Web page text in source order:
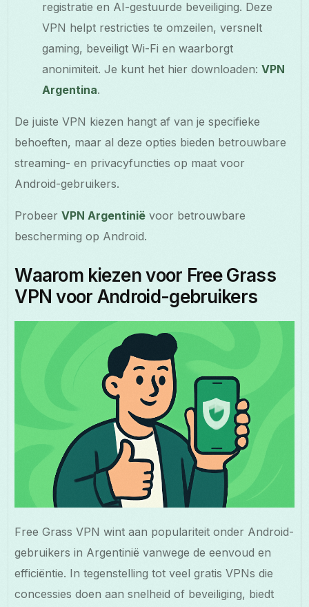
registratie en AI-gestuurde beveiliging. Deze
VPN helpt restricties te omzeilen, versnelt
gaming, beveiligt Wi-Fi en waarborgt
anonimiteit. Je kunt het hier downloaden:VPN
Argentina.
De juiste VPN kiezen hangt af van je specifieke
behoeften, maar al deze opties bieden betrouwbare
streaming- en privacyfuncties op maat voor
Android-gebruikers.
ProbeerVPN Argentinië voor betrouwbare
bescherming op Android.
Waarom kiezen voor Free Grass
VPN voor Android-gebruikers
Free Grass VPN wint aan populariteit onder Android-
gebruikers in Argentinië vanwege de eenvoud en
efficiëntie. In tegenstelling tot veel gratis VPNs die
concessies doen aan snelheid of beveiliging, biedt